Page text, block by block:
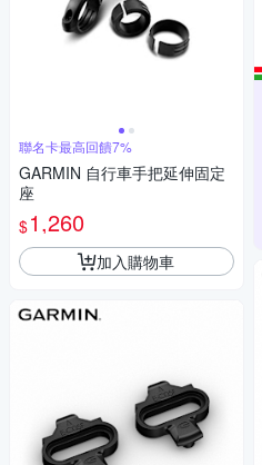
聯名卡最高回饋7%
GARMIN 自行車手把延伸固定
座
$1,260
加入購物車